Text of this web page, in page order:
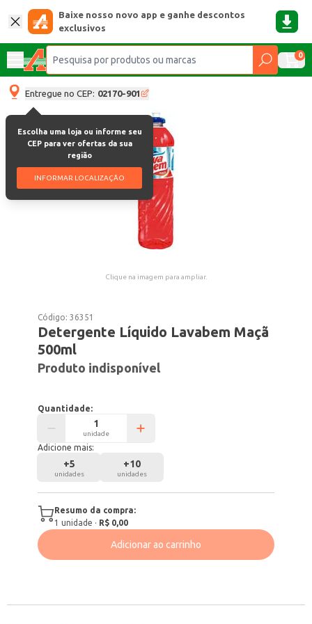
Baixe nosso novo app e ganhe descontos
exclusivos
0
Entregue no CEP: 02170-901
Escolha uma loja ou informe seu
CEP para ver ofertas da sua
região
INFORMAR LOCALIZAÇÃO
Clique na imagem para ampliar.
Código:36351
Detergente Líquido Lavabem Maçã
500ml
Produto indisponível
Quantidade:
unidade
Adicione mais:
+5
unidades
+10
unidades
Resumo da compra:
1 unidade · R$ 0,00
Adicionar ao carrinho